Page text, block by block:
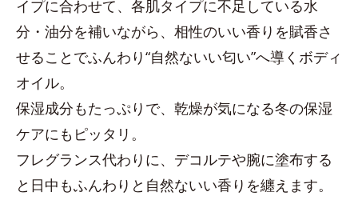
イプに合わせて、各肌タイプに不足している水
分・油分を補いながら、相性のいい香りを賦香さ
せることでふんわり“自然ないい匂い”へ導くボディ
オイル。
保湿成分もたっぷりで、乾燥が気になる冬の保湿
ケアにもピッタリ。
フレグランス代わりに、デコルテや腕に塗布する
と日中もふんわりと自然ないい香りを纏えます。